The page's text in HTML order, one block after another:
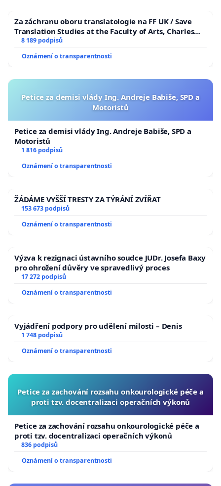
Za záchranu oboru translatologie na FF UK / Save
Translation Studies at the Faculty of Arts, Charles
University
8 189 podpisů
Oznámení o transparentnosti
Petice za demisi vlády Ing. Andreje Babiše, SPD a
Motoristů
Petice za demisi vlády Ing. Andreje Babiše, SPD a
Motoristů
1 816 podpisů
Oznámení o transparentnosti
ŽÁDÁME VYŠŠÍ TRESTY ZA TÝRÁNÍ ZVÍŘAT
153 673 podpisů
Oznámení o transparentnosti
Výzva k rezignaci ústavního soudce JUDr. Josefa Baxy
pro ohrožení důvěry ve spravedlivý proces
17 272 podpisů
Oznámení o transparentnosti
Vyjádření podpory pro udělení milosti – Denis
1 748 podpisů
Oznámení o transparentnosti
Petice za zachování rozsahu onkourologické péče a
proti tzv. docentralizaci operačních výkonů
Petice za zachování rozsahu onkourologické péče a
proti tzv. docentralizaci operačních výkonů
836 podpisů
Oznámení o transparentnosti